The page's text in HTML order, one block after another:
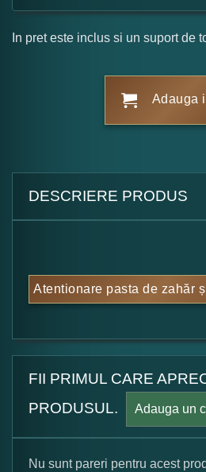
In pret este inclus si un suport de
Adauga
DESCRIERE PRODUS
Atentionare pasta de zahăr
FII PRIMUL CARE
PRODUSUL.
Adauga un
Nu sunt pareri pentru acest